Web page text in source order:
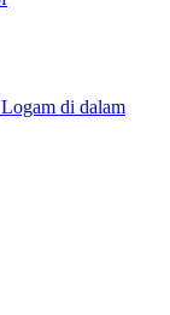
di dalam